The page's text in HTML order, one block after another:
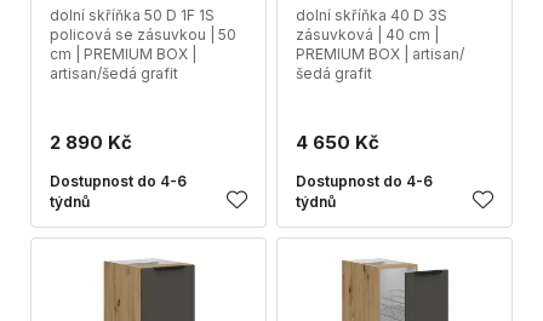
dolní skříňka 50 D 1F 1S
policová se zásuvkou | 50
cm | PREMIUM BOX |
artisan/šedá grafit
2 890 Kč
Dostupnost do 4-6
týdnů
dolní skříňka 40 D 3S
zásuvková | 40 cm |
PREMIUM BOX | artisan/
šedá grafit
4 650 Kč
Dostupnost do 4-6
týdnů